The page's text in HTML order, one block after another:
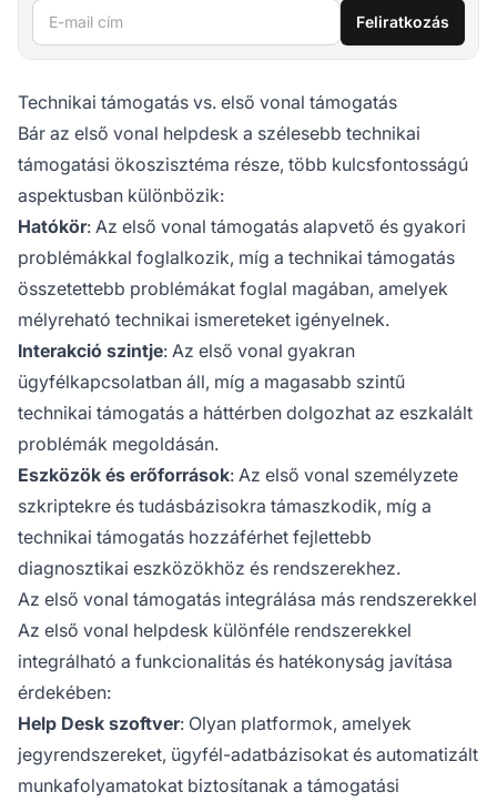
E-mail cím Feliratkozás
Technikai támogatás vs. első vonal támogatás
Bár az első vonal helpdesk a szélesebb technikai
támogatási ökoszisztéma része, több kulcsfontosságú
aspektusban különbözik:
Hatókör: Az első vonal támogatás alapvető és gyakori
problémákkal foglalkozik, míg a technikai támogatás
összetettebb problémákat foglal magában, amelyek
mélyreható technikai ismereteket igényelnek.
Interakció szintje: Az első vonal gyakran
ügyfélkapcsolatban áll, míg a magasabb szintű
technikai támogatás a háttérben dolgozhat az eszkalált
problémák megoldásán.
Eszközök és erőforrások: Az első vonal személyzete
szkriptekre és tudásbázisokra támaszkodik, míg a
technikai támogatás hozzáférhet fejlettebb
diagnosztikai eszközökhöz és rendszerekhez.
Az első vonal támogatás integrálása más rendszerekkel
Az első vonal helpdesk különféle rendszerekkel
integrálható a funkcionalitás és hatékonyság javítása
érdekében:
Help Desk szoftver: Olyan platformok, amelyek
jegyrendszereket, ügyfél-adatbázisokat és automatizált
munkafolyamatokat biztosítanak a támogatási